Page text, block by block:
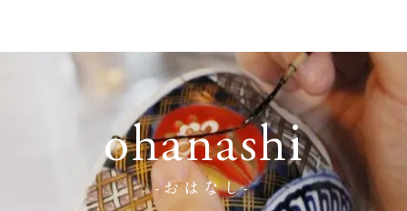
ohanashi
-おはなし-